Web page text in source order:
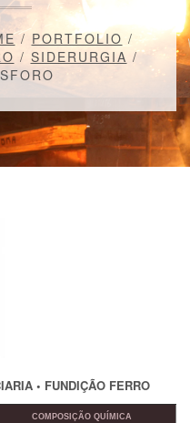
/ PORTFOLIO /
/ SIDERURGIA /
• FUNDIÇÃO FERRO
COMPOSIÇÃO QUÍMICA